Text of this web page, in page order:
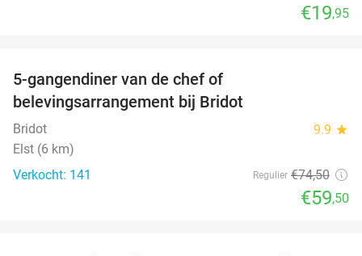
€19,95
5-gangendiner van de chef of
belevingsarrangement bij Bridot
Bridot 9.9 star
Elst (6 km)
Verkocht: 141
Regulier €74,50
€59,50